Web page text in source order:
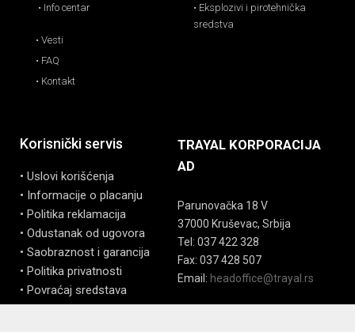
• Info centar
• Vesti
• FAQ
• Kontakt
• Eksplozivi i pirotehnička
sredstva
Korisnički servis
• Uslovi korišćenja
• Informacije o placanju
• Politika reklamacija
• Odustanak od ugovora
• Saobraznost i garancija
• Politika privatnosti
• Povraćaj sredstava
TRAYAL KORPORACIJA
AD
Parunovačka 18 V
37000 Kruševac, Srbija
Tel: 037 422 328
Fax: 037 428 507
Email: headoffice@trayal.rs